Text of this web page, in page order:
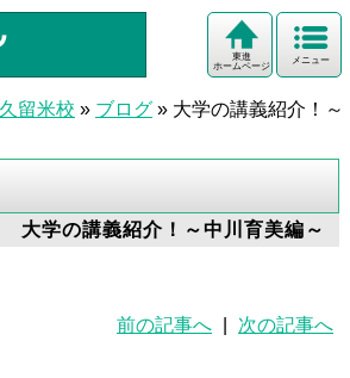
メニュー
東進
ホームページ
留米校 » ブログ » 大学の講義紹介！～
学の講義紹介！～中川育美編～
前の記事へ 次の記事へ